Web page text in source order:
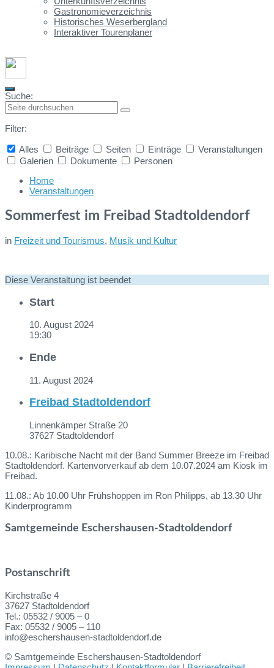
Gastronomieverzeichnis
Historisches Weserbergland
Interaktiver Tourenplaner
Suche:
Filter:
Alles
Beiträge Seiten Einträge
Veranstaltungen
Galerien
Dokumente Personen
search
Home
Veranstaltungen
Sommerfest im Freibad Stadtoldendorf
in Freizeit und Tourismus, Musik und Kultur
Diese Veranstaltung ist beendet
Start
10. August 2024
19:30
Ende
11. August 2024
Freibad Stadtoldendorf
Linnenkämper Straße 20
37627 Stadtoldendorf
10.08.: Karibische Nacht mit der Band Summer Breeze im Freibad
Stadtoldendorf. Kartenvorverkauf ab dem 10.07.2024 am Kiosk im
Freibad.
11.08.: Ab 10.00 Uhr Frühshoppen im Ron Philipps, ab 13.30 Uhr
Kinderprogramm
Samtgemeinde Eschershausen-Stadtoldendorf
Postanschrift
Kirchstraße 4
37627 Stadtoldendorf
Tel.: 05532 / 9005 – 0
Fax: 05532 / 9005 – 110
info@eschershausen-stadtoldendorf.de
© Samtgemeinde Eschershausen-Stadtoldendorf